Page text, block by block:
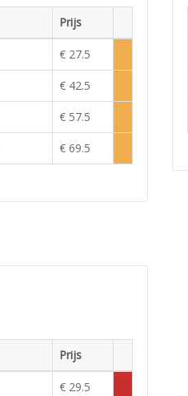
Prijs
Voorraad
€ 27.5
€ 42.5
€ 57.5
€ 69.5
Prijs
Voorraad
€ 29.5